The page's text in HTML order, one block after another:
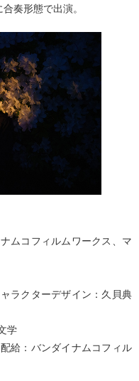
奏形態で出演。
ムコフィルムワークス、マ
ラクターデザイン：久貝典
学
給：バンダイナムコフィル